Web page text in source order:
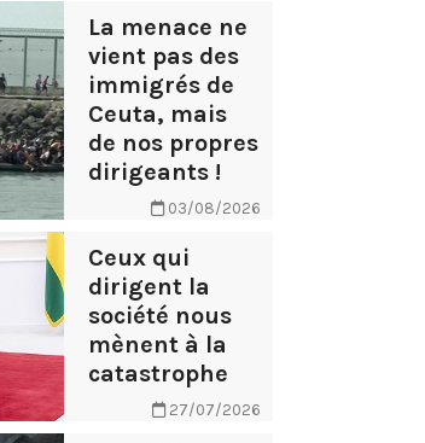
La menace ne
vient pas des
immigrés de
Ceuta, mais
de nos propres
dirigeants !
03/08/2026
Ceux qui
dirigent la
société nous
mènent à la
catastrophe
27/07/2026